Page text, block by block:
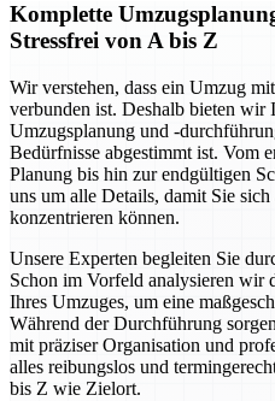
Komplette
Stressfrei von A bis Z
Wir verstehen, dass ein Umzug
verbunden ist. Deshalb bieten wir
Umzugsplanung und -
Bedürfnisse abgestimmt ist. Vom
Planung bis hin zur endgültigen
uns um alle Details, damit Sie
konzentrieren können.
Unsere Experten begleiten Sie
Schon im Vorfeld analysieren wir
Ihres Umzuges, um eine
Während der Durchführung
mit präziser Organisation und
alles reibungslos und
bis Z wie Zielort.